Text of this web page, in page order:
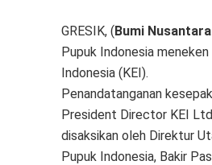
GRESIK, (Bumi
Pupuk Indonesia
Indonesia (KEI).
Penandatanganan
President Director KEI
disaksikan oleh Direktur
Pupuk Indonesia, Bakir